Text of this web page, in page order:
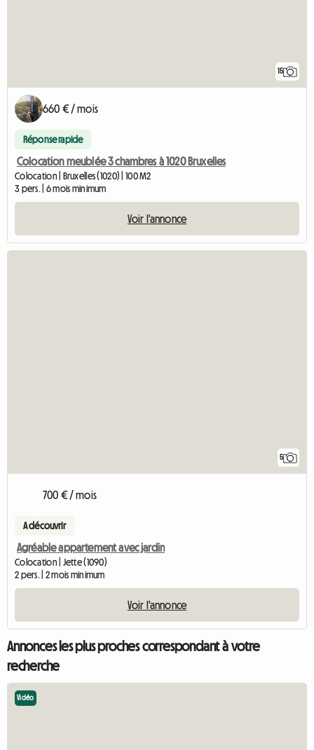
15
660 € / mois
Réponse rapide
Colocation meublée 3 chambres à 1020 Bruxelles
Colocation | Bruxelles (1020) | 100 M2
3 pers. | 6 mois minimum
Voir l'annonce
5
700 € / mois
A découvrir
Agréable appartement avec jardin
Colocation | Jette (1090)
2 pers. | 2 mois minimum
Voir l'annonce
Annonces les plus proches correspondant à votre
recherche
Vidéo